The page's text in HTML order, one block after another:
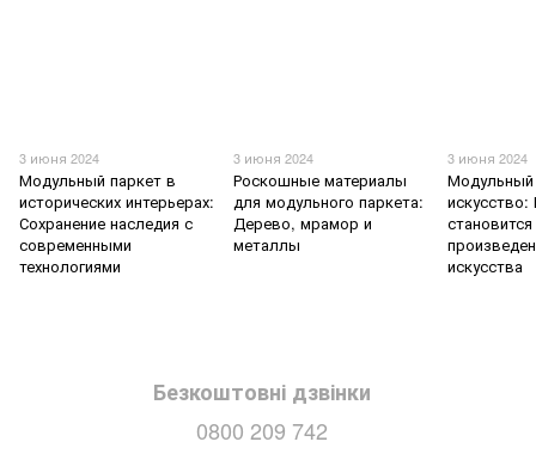
3 июня 2024
Модульный паркет в
исторических интерьерах:
Сохранение наследия с
современными
технологиями
3 июня 2024
Роскошные материалы
для модульного паркета:
Дерево, мрамор и
металлы
3 июня 2024
Модульный
становится
искусства
Безкоштовні дзвінки
0800 209 742